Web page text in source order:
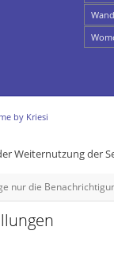
by Kriesi
Weiternutzung der
nur die